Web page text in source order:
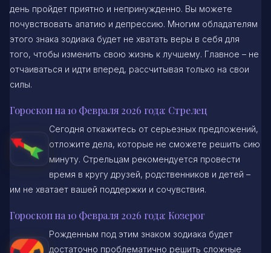
день пройдет приятно и непринужденно. Вы можете
почувствовать апатию и депрессию. Многим обладателям
этого знака зодиака будет не хватать веры в себя для
того, чтобы изменить свою жизнь к лучшему. Главное – не
отчаиваться и идти вперед, рассчитывая только на свои
силы.
Гороскоп на 10 Февраля 2026 года: Стрелец
Сегодня откажитесь от серьезных предложений,
отложите дела, которые не сможете решить сию
минуту. Стрельцам рекомендуется провести
время в кругу друзей, родственников и детей –
им не хватает вашей поддержки и сочувствия.
Гороскоп на 10 Февраля 2026 года: Козерог
Рожденным под этим знаком зодиака будет
достаточно проблематично решить сложные